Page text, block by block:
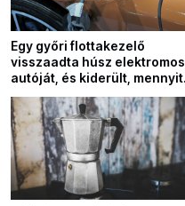
Egy győri flottakezelő
visszaadta húsz elektromos
autóját, és kiderült, mennyit
hazudik az akkumulátor